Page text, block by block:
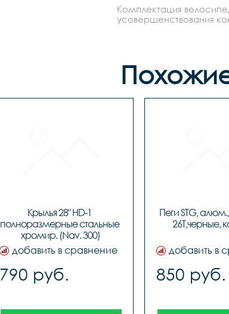
Комплектация
усовершенствования
Крылья 28" HD-1
полноразмерные стальные
хромир. (Nav. 300)
добавить в сравнение
790 руб.
Пеги STG,
26T,черные,
добавить в
850 руб.